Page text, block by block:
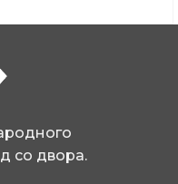
со двора.